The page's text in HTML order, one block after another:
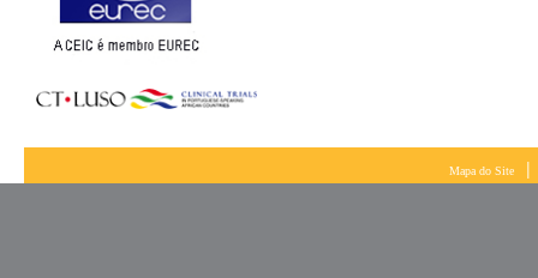
Mapa do Site |